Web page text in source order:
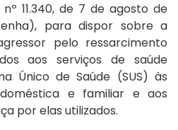
11.340, de 7 de agosto de
para dispor sobre a
pelo ressarcimento
aos serviços de saúde
Único de Saúde (SUS) às
e familiar e aos
por elas utilizados.